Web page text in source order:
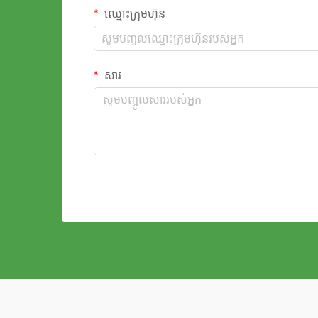
ឈ្មោះក្រុមហ៊ុន
សារ